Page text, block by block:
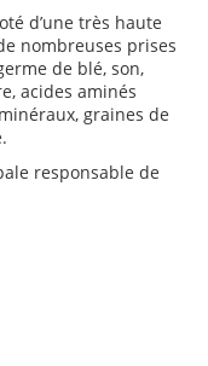
d’une très haute
nombreuses prises
de blé, son,
acides aminés
graines de
responsable de